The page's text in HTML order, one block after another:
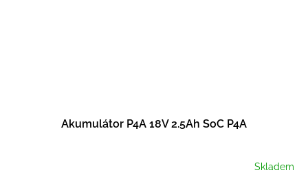
Akumulátor P4A 18V 2.5Ah SoC P4A
Skladem